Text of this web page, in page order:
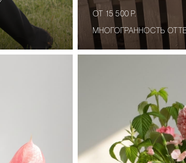
ОТ 15 500 Р.
МНОГОГРАННОСТЬ